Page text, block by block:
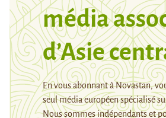
média
d’Asie
En vous abonnant à Novastan,
seul média européen spécialisé
Nous sommes indépendants et